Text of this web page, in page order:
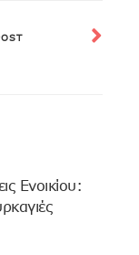
Ενοικίου: